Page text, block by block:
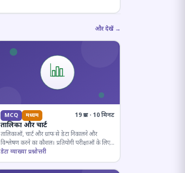
और देखें →
MCQ मध्यम 19 प्रश्न · 10 मिनट
तालिका और चार्ट
तालिकाओं, चार्ट और ग्राफ से डेटा निकालने और
विश्लेषण करने का कौशल। प्रतियोगी परीक्षाओं के लिए
अनिवार्य।
डेटा व्याख्या प्रश्नोत्तरी